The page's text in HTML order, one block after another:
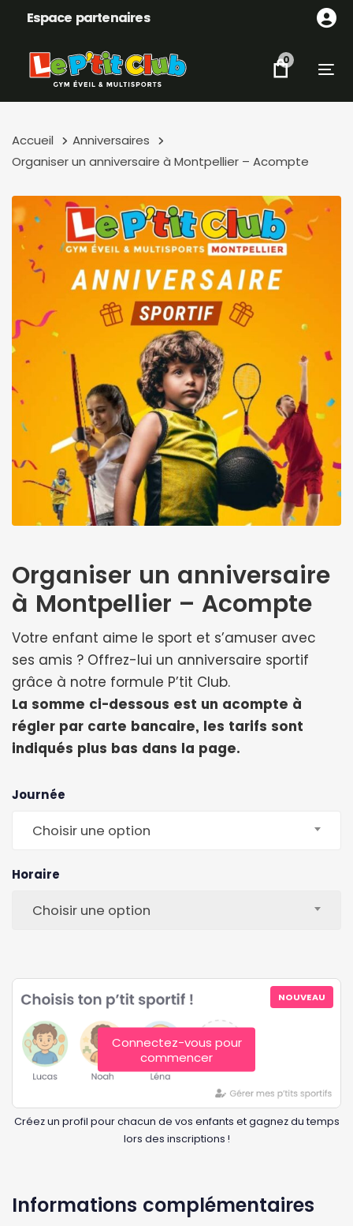
content
Espace partenaires
0
Accueil
Anniversaires
Organiser un anniversaire à Montpellier – Acompte
Organiser un anniversaire
à Montpellier – Acompte
Votre enfant aime le sport et s’amuser avec
ses amis ? Offrez-lui un anniversaire sportif
grâce à notre formule P’tit Club.
La somme ci-dessous est un acompte à
régler par carte bancaire, les tarifs sont
indiqués plus bas dans la page.
Journée
Choisir une option
Horaire
Choisir une option
NOUVEAU
Connectez-vous pour
commencer
Créez un profil pour chacun de vos enfants et gagnez du temps
lors des inscriptions !
Informations complémentaires